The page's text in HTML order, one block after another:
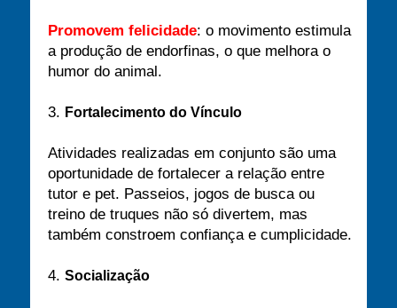
Promovem felicidade: o movimento estimula
a produção de endorfinas, o que melhora o
humor do animal.
3. Fortalecimento do Vínculo
Atividades realizadas em conjunto são uma
oportunidade de fortalecer a relação entre
tutor e pet. Passeios, jogos de busca ou
treino de truques não só divertem, mas
também constroem confiança e cumplicidade.
4. Socialização